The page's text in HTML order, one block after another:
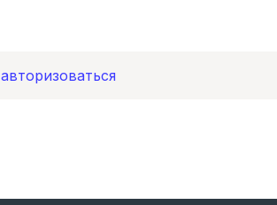
авторизоваться